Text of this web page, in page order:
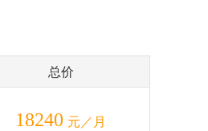
总价
18240 元／月